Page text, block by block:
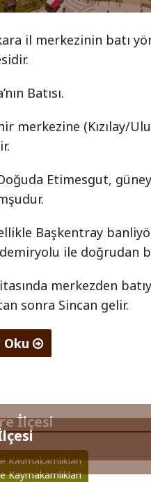
il merkezinin batı
Batısı.
merkezine (Kızılay/
Etimesgut,
Başkentray
ile doğrudan
merkezden
sonra Sincan gelir.
Oku
Kaymakamlıkları
İlçesi
Kaymakamlıkları